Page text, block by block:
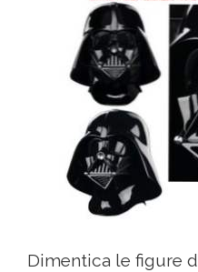
Dimentica le figure